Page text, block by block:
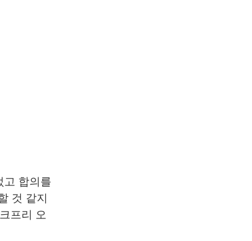
고 합의를
것 같지
프리 오